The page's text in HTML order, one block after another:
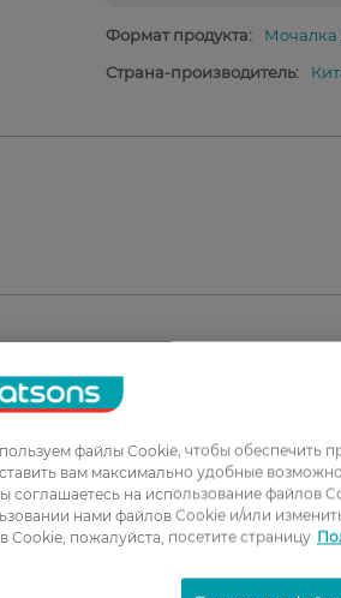
Формат продукта:
Мочалка
Страна-производитель:
файлы Cookie, чтобы обеспечить
вам максимально удобные
соглашаетесь на использование файлов
нами файлов Cookie и/или
Cookie, пожалуйста, посетите страницу